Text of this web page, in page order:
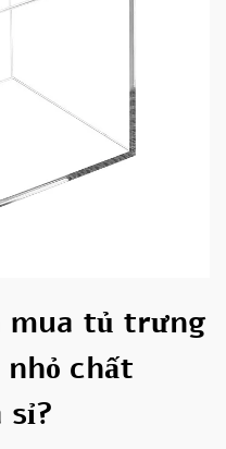
mua tủ trưng
chất
sỉ?